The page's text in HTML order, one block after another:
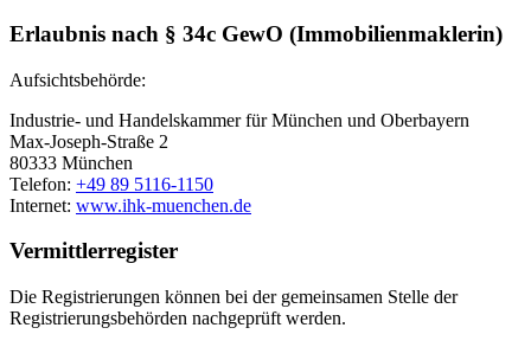
Erlaubnis nach § 34c GewO (Immobilienmaklerin)
Aufsichtsbehörde:
Industrie- und Handelskammer für München und Oberbayern
Max-Joseph-Straße 2
80333 München
Telefon: +49 89 5116-1150
Internet: www.ihk-muenchen.de
Vermittlerregister
Die Registrierungen können bei der gemeinsamen Stelle der
Registrierungsbehörden nachgeprüft werden.